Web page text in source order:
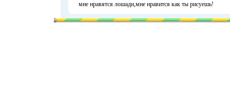
мне нравятся лошади,мне нравится как ты рисуешь!